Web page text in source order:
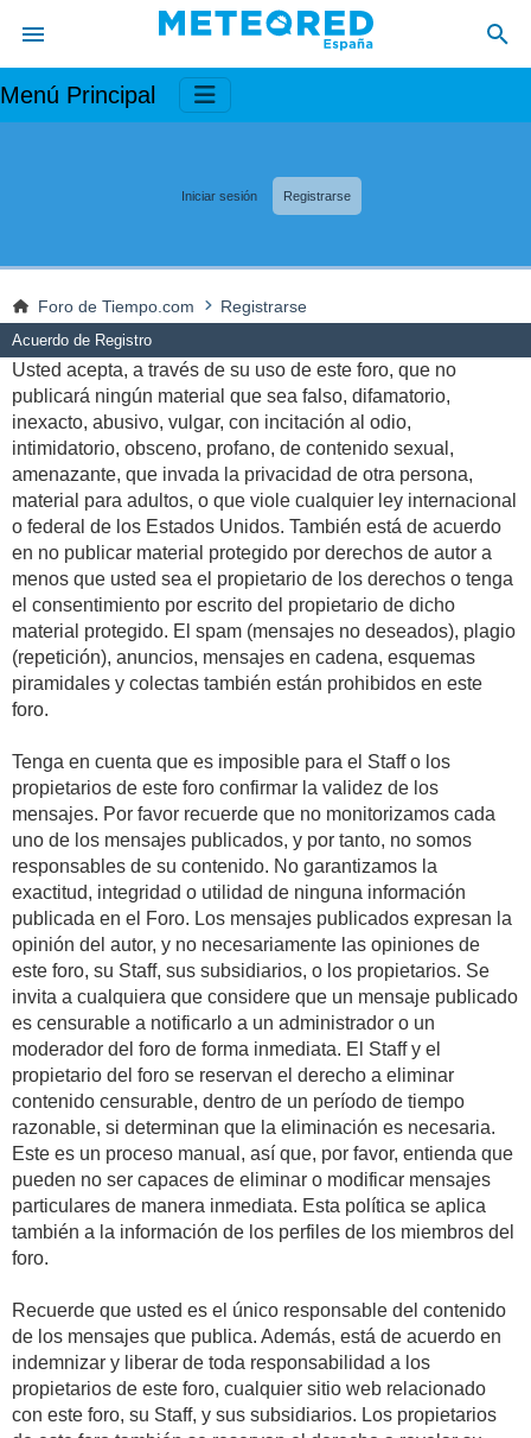
Menú Principal
Iniciar sesión Registrarse
Foro de Tiempo.com Registrarse
Acuerdo de Registro
Usted acepta, a través de su uso de este foro, que no
publicará ningún material que sea falso, difamatorio,
inexacto, abusivo, vulgar, con incitación al odio,
intimidatorio, obsceno, profano, de contenido sexual,
amenazante, que invada la privacidad de otra persona,
material para adultos, o que viole cualquier ley internacional
o federal de los Estados Unidos. También está de acuerdo
en no publicar material protegido por derechos de autor a
menos que usted sea el propietario de los derechos o tenga
el consentimiento por escrito del propietario de dicho
material protegido. El spam (mensajes no deseados), plagio
(repetición), anuncios, mensajes en cadena, esquemas
piramidales y colectas también están prohibidos en este
foro.
Tenga en cuenta que es imposible para el Staff o los
propietarios de este foro confirmar la validez de los
mensajes. Por favor recuerde que no monitorizamos cada
uno de los mensajes publicados, y por tanto, no somos
responsables de su contenido. No garantizamos la
exactitud, integridad o utilidad de ninguna información
publicada en el Foro. Los mensajes publicados expresan la
opinión del autor, y no necesariamente las opiniones de
este foro, su Staff, sus subsidiarios, o los propietarios. Se
invita a cualquiera que considere que un mensaje publicado
es censurable a notificarlo a un administrador o un
moderador del foro de forma inmediata. El Staff y el
propietario del foro se reservan el derecho a eliminar
contenido censurable, dentro de un período de tiempo
razonable, si determinan que la eliminación es necesaria.
Este es un proceso manual, así que, por favor, entienda que
pueden no ser capaces de eliminar o modificar mensajes
particulares de manera inmediata. Esta política se aplica
también a la información de los perfiles de los miembros del
foro.
Recuerde que usted es el único responsable del contenido
de los mensajes que publica. Además, está de acuerdo en
indemnizar y liberar de toda responsabilidad a los
propietarios de este foro, cualquier sitio web relacionado
con este foro, su Staff, y sus subsidiarios. Los propietarios